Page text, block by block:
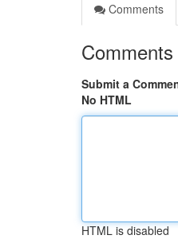
Comments
Comments
Submit a
No HTML
HTML is disabled